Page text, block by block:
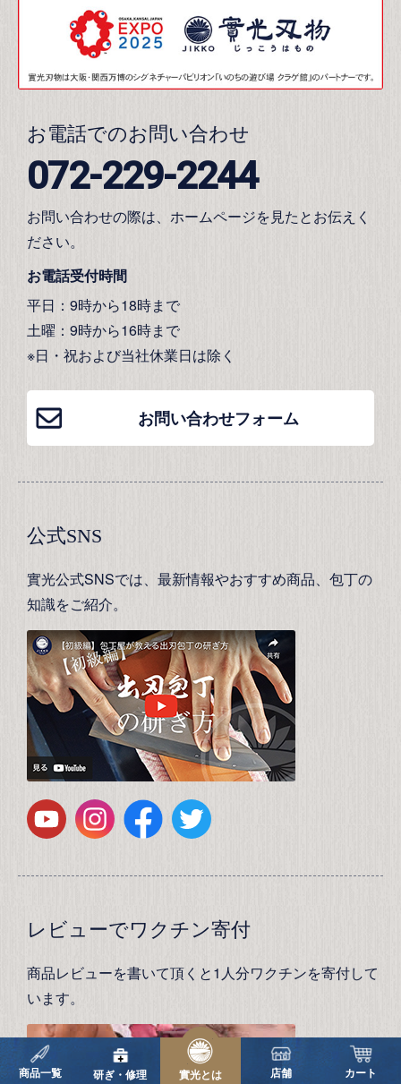
お電話でのお問い合わせ
072-229-2244
お問い合わせの際は、ホームページを見たとお伝えく
ださい。
お電話受付時間
平日：9時から18時まで
土曜：9時から16時まで
※日・祝および当社休業日は除く
お問い合わせフォーム
公式SNS
實光公式SNSでは、最新情報やおすすめ商品、包丁の
知識をご紹介。
レビューでワクチン寄付
商品レビューを書いて頂くと1人分ワクチンを寄付して
います。
商品一覧 研ぎ・修理 實光とは 店舗 カート